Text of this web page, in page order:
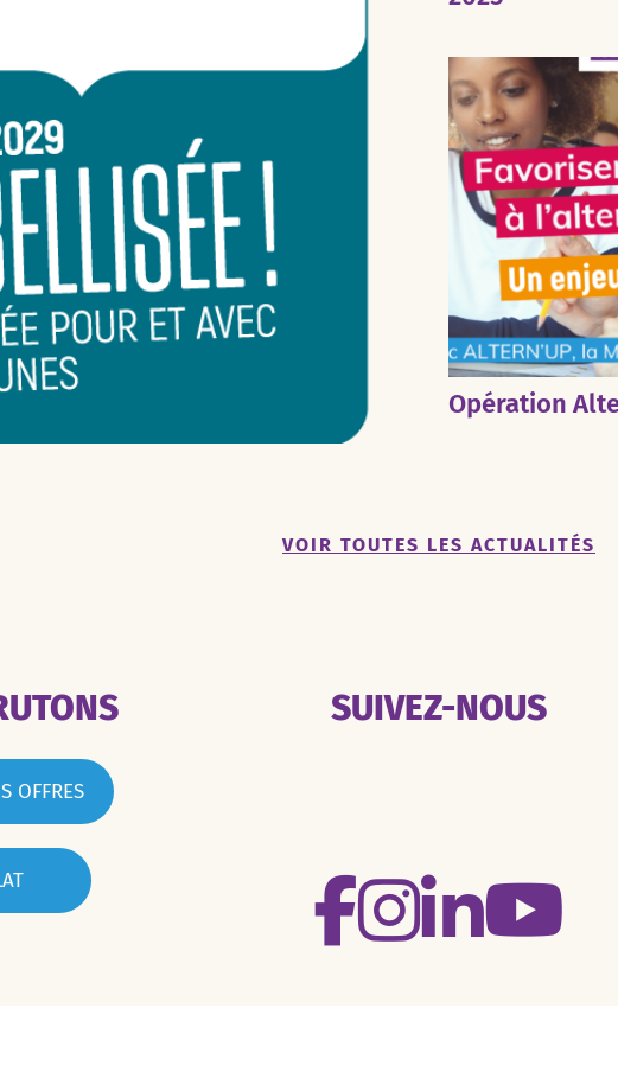
Opération
VOIR TOUTES LES ACTUALITÉS
OFFRES
SUIVEZ-NOUS